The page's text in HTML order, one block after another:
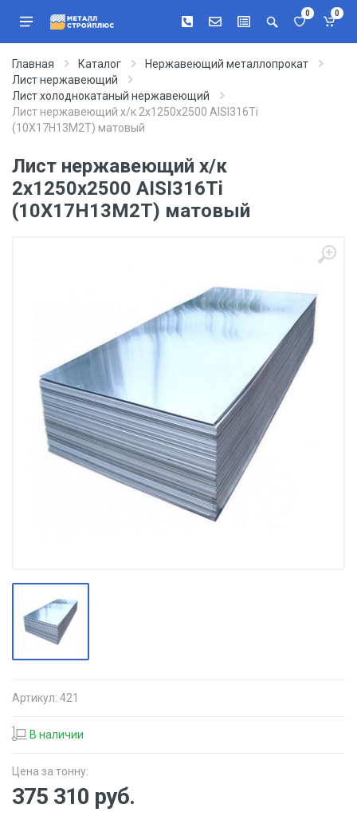
0 0
Главная Каталог
Нержавеющий металлопрокат
Лист нержавеющий
Лист холоднокатаный нержавеющий
Лист нержавеющий х/к 2х1250х2500 AISI316Ti
(10Х17Н13М2Т) матовый
Лист нержавеющий х/к
2х1250х2500 AISI316Ti
(10Х17Н13М2Т) матовый
Артикул: 421
В наличии
Цена за тонну:
375 310 руб.